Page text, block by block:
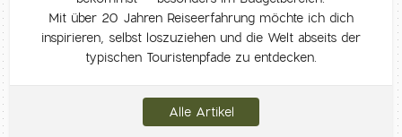
Mit über 20 Jahren Reiseerfahrung möchte ich dich
inspirieren, selbst loszuziehen und die Welt abseits der
typischen Touristenpfade zu entdecken.
Alle Artikel